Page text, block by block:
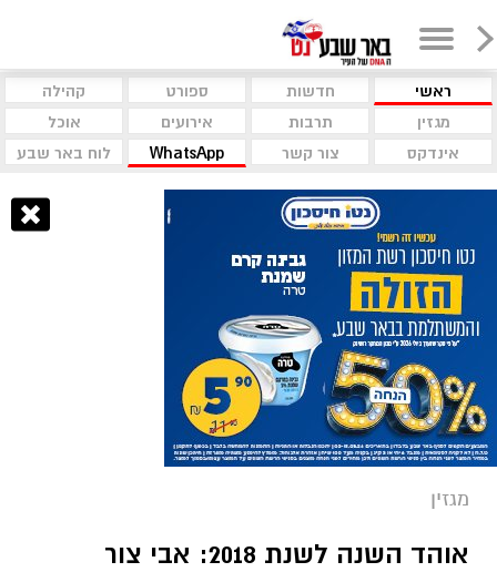
ראשי חדשות ספורט
קהילה
מגזין
תרבות אירועים
אוכל
אינדקס
צור קשר WhatsApp לוח באר שבע
מגזין
אוהד השנה לשנת 2018: אבי צור